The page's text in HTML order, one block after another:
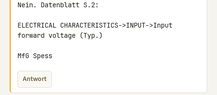
Nein. Datenblatt S.2:
ELECTRICAL CHARACTERISTICS->INPUT->Input
forward voltage (Typ.)
MfG Spess
Antwort